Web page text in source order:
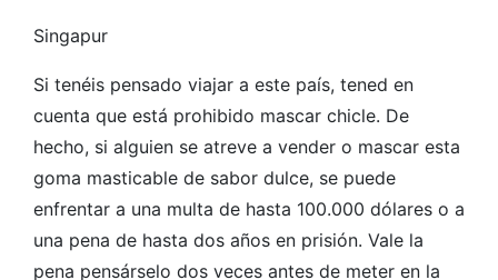
Singapur
Si tenéis pensado viajar a este país, tened en
cuenta que está prohibido mascar chicle. De
hecho, si alguien se atreve a vender o mascar esta
goma masticable de sabor dulce, se puede
enfrentar a una multa de hasta 100.000 dólares o a
una pena de hasta dos años en prisión. Vale la
pena pensárselo dos veces antes de meter en la